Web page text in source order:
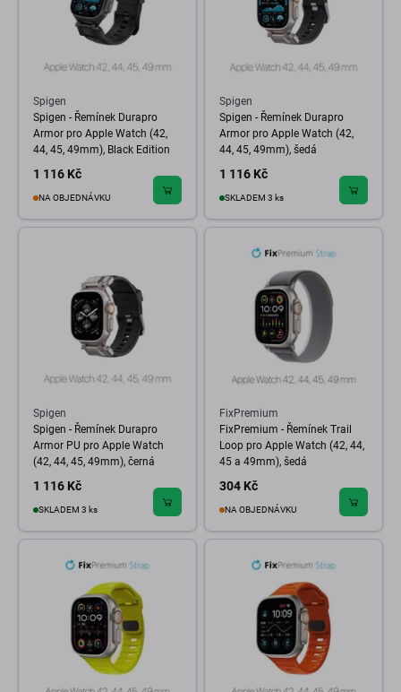
Spigen
Spigen - Řemínek Durapro
Armor pro Apple Watch (42,
44, 45, 49mm), Black Edition
1 116 Kč
NA OBJEDNÁVKU
Spigen
Spigen - Řemínek Durapro
Armor pro Apple Watch (42,
44, 45, 49mm), šedá
1 116 Kč
SKLADEM 3 ks
Spigen
Spigen - Řemínek Durapro
Armor PU pro Apple Watch
(42, 44, 45, 49mm), černá
1 116 Kč
SKLADEM 3 ks
FixPremium
FixPremium - Řemínek Trail
Loop pro Apple Watch (42, 44,
45 a 49mm), šedá
304 Kč
NA OBJEDNÁVKU